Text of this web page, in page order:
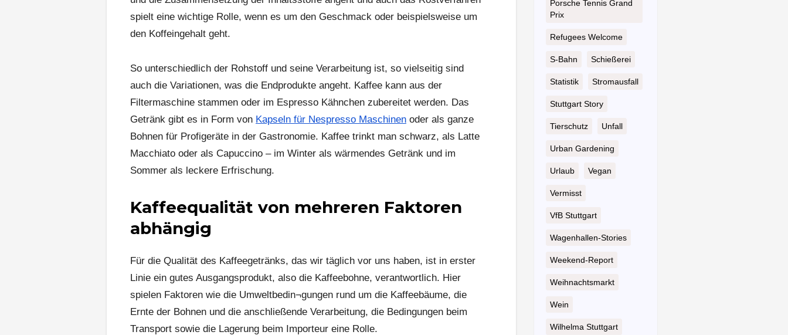
spielt eine wichtige Rolle, wenn es um den Geschmack oder beispielsweise um
den Koffeingehalt geht.
So unterschiedlich der Rohstoff und seine Verarbeitung ist, so vielseitig sind
auch die Variationen, was die Endprodukte angeht. Kaffee kann aus der
Filtermaschine stammen oder im Espresso Kähnchen zubereitet werden. Das
Getränk gibt es in Form von Kapseln für Nespresso Maschinen oder als ganze
Bohnen für Profigeräte in der Gastronomie. Kaffee trinkt man schwarz, als Latte
Macchiato oder als Capuccino – im Winter als wärmendes Getränk und im
Sommer als leckere Erfrischung.
Kaffeequalität von mehreren Faktoren
abhängig
Für die Qualität des Kaffeegetränks, das wir täglich vor uns haben, ist in erster
Linie ein gutes Ausgangsprodukt, also die Kaffeebohne, verantwortlich. Hier
spielen Faktoren wie die Umweltbedin¬gungen rund um die Kaffeebäume, die
Ernte der Bohnen und die anschließende Verarbeitung, die Bedingungen beim
Transport sowie die Lagerung beim Importeur eine Rolle.
Porsche Tennis Grand
Prix
Refugees Welcome
S-Bahn Schießerei
Statistik Stromausfall
Stuttgart Story
Tierschutz Unfall
Urban Gardening
Urlaub Vegan
Vermisst
VfB Stuttgart
Wagenhallen-Stories
Weekend-Report
Weihnachtsmarkt
Wein
Wilhelma Stuttgart